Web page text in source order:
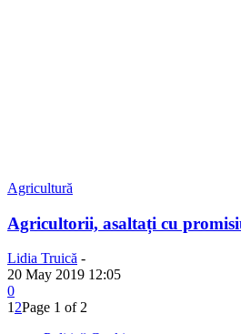
Agricultură
Agricultorii, asaltați cu
Lidia Truică -
20 May 2019 12:05
0
1 2Page 1 of 2